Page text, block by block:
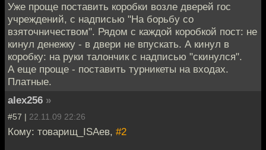
Уже проще поставить коробки возле дверей гос
учреждений, с надписью "На борьбу со
взяточничеством". Рядом с каждой коробкой пост: не
кинул денежку - в двери не впускать. А кинул в
коробку: на руки талончик с надписью "скинулся".
А еще проще - поставить турникеты на входах.
Платные.
alex256 »
#57 | 22.11.09 22:26
Кому: товарищ_ISAев, #2